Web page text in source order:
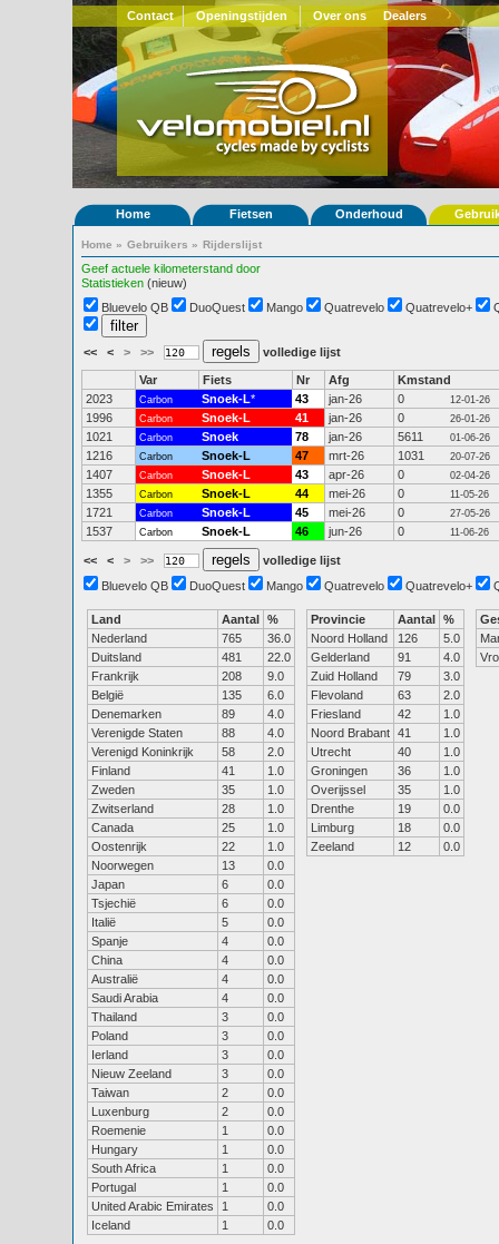
Contact Openingstijden Over ons Dealers
Home Fietsen Onderhoud
Home » Gebruikers » Rijderslijst
Geef actuele kilometerstand door
Statistieken (nieuw)
Bluevelo QB
DuoQuest Mango Quatrevelo Quatrevelo+
<< < > >> volledige lijst
Var Fiets Nr Afg
Kmstand
2023
Carbon Snoek-L* 43 jan-26 0 12-01-26
1996 Carbon Snoek-L 41 jan-26 0 26-01-26
1021 Carbon Snoek 78 jan-26 5611 01-06-26
1216 Carbon Snoek-L 47 mrt-26 1031 20-07-26
1407 Carbon Snoek-L 43 apr-26 0 02-04-26
1355 Carbon Snoek-L 44 mei-26 0 11-05-26
1721 Carbon Snoek-L 45 mei-26 0 27-05-26
1537 Carbon Snoek-L 46 jun-26 0 11-06-26
<< < > >>
volledige lijst
Bluevelo QB
DuoQuest Mango Quatrevelo Quatrevelo+
Land Aantal %
Nederland
765
36.0
Duitsland
481
22.0
Frankrijk
208
9.0
België
135
6.0
Denemarken
89
4.0
Verenigde Staten
88
4.0
Verenigd Koninkrijk
58
2.0
Finland
41
1.0
Zweden
35
1.0
Zwitserland
28
1.0
Canada
25
1.0
Oostenrijk
22
1.0
Noorwegen
13
0.0
Japan
6
0.0
Tsjechië
6
0.0
Italië
5
0.0
Spanje
4
0.0
China
4
0.0
Australië
4
0.0
Saudi Arabia
4
0.0
Thailand
3
0.0
Poland
3
0.0
Ierland
3
0.0
Nieuw Zeeland
3
0.0
Taiwan
2
0.0
Luxenburg
2
0.0
Roemenie
1
0.0
Hungary
1
0.0
South Africa
1
0.0
Portugal
1
0.0
United Arabic Emirates
1
0.0
Iceland
1 0.0
Provincie Aantal %
Noord Holland
126
5.0
Gelderland
91
4.0
Zuid Holland
79
3.0
Flevoland
63
2.0
Friesland
42
1.0
Noord Brabant 41
1.0
Utrecht
40
1.0
Groningen
36
1.0
Overijssel
35
1.0
Drenthe
19
0.0
Limburg
18
0.0
Zeeland
12 0.0